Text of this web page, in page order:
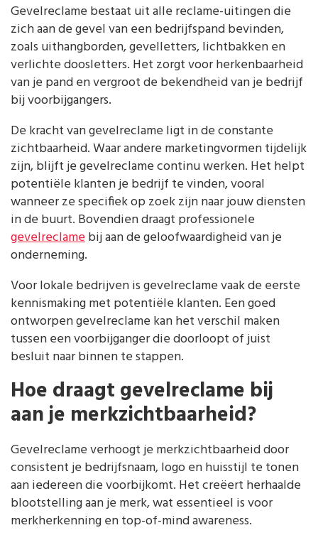
Gevelreclame bestaat uit alle reclame-uitingen die
zich aan de gevel van een bedrijfspand bevinden,
zoals uithangborden, gevelletters, lichtbakken en
verlichte doosletters. Het zorgt voor herkenbaarheid
van je pand en vergroot de bekendheid van je bedrijf
bij voorbijgangers.
De kracht van gevelreclame ligt in de constante
zichtbaarheid. Waar andere marketingvormen tijdelijk
zijn, blijft je gevelreclame continu werken. Het helpt
potentiële klanten je bedrijf te vinden, vooral
wanneer ze specifiek op zoek zijn naar jouw diensten
in de buurt. Bovendien draagt professionele
gevelreclamebij aan de geloofwaardigheid van je
onderneming.
Voor lokale bedrijven is gevelreclame vaak de eerste
kennismaking met potentiële klanten. Een goed
ontworpen gevelreclame kan het verschil maken
tussen een voorbijganger die doorloopt of juist
besluit naar binnen te stappen.
Hoe draagt gevelreclame bij
aan je merkzichtbaarheid?
Gevelreclame verhoogt je merkzichtbaarheid door
consistent je bedrijfsnaam, logo en huisstijl te tonen
aan iedereen die voorbijkomt. Het creëert herhaalde
blootstelling aan je merk, wat essentieel is voor
merkherkenning en top-of-mind awareness.